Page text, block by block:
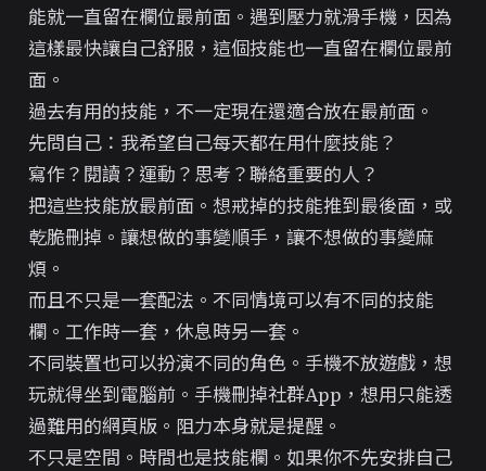
能就一直留在欄位最前面。遇到壓力就滑手機，因為
這樣最快讓自己舒服，這個技能也一直留在欄位最前
面。
過去有用的技能，不一定現在還適合放在最前面。
先問自己：我希望自己每天都在用什麼技能？
寫作？閱讀？運動？思考？聯絡重要的人？
把這些技能放最前面。想戒掉的技能推到最後面，或
乾脆刪掉。讓想做的事變順手，讓不想做的事變麻
煩。
而且不只是一套配法。不同情境可以有不同的技能
欄。工作時一套，休息時另一套。
不同裝置也可以扮演不同的角色。手機不放遊戲，想
玩就得坐到電腦前。手機刪掉社群App，想用只能透
過難用的網頁版。阻力本身就是提醒。
不只是空間。時間也是技能欄。如果你不先安排自己